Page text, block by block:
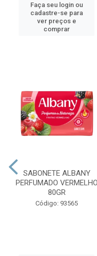
Faça seu login ou
cadastre-se para
ver preços e
comprar
SABONETE ALBANY
PERFUMADO VERMELHO
80GR
Código: 93565